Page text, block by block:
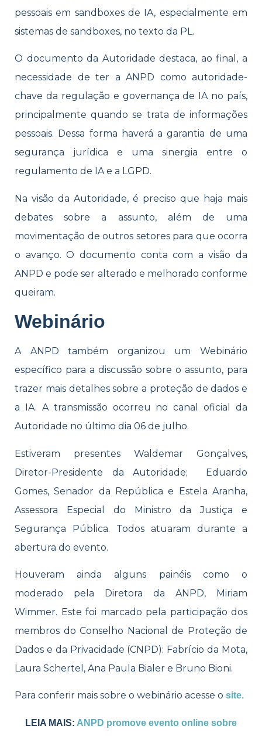
pessoais em sandboxes de IA, especialmente em
sistemas de sandboxes, no texto da PL.
O documento da Autoridade destaca, ao final, a
necessidade de ter a ANPD como autoridade-
chave da regulação e governança de IA no país,
principalmente quando se trata de informações
pessoais. Dessa forma haverá a garantia de uma
segurança jurídica e uma sinergia entre o
regulamento de IA e a LGPD.
Na visão da Autoridade, é preciso que haja mais
debates sobre a assunto, além de uma
movimentação de outros setores para que ocorra
o avanço. O documento conta com a visão da
ANPD e pode ser alterado e melhorado conforme
queiram.
Webinário
A ANPD também organizou um Webinário
específico para a discussão sobre o assunto, para
trazer mais detalhes sobre a proteção de dados e
a IA. A transmissão ocorreu no canal oficial da
Autoridade no último dia 06 de julho.
Estiveram presentes Waldemar Gonçalves,
Diretor-Presidente da Autoridade; Eduardo
Gomes, Senador da República e Estela Aranha,
Assessora Especial do Ministro da Justiça e
Segurança Pública. Todos atuaram durante a
abertura do evento.
Houveram ainda alguns painéis como o
moderado pela Diretora da ANPD, Miriam
Wimmer. Este foi marcado pela participação dos
membros do Conselho Nacional de Proteção de
Dados e da Privacidade (CNPD): Fabrício da Mota,
Laura Schertel, Ana Paula Bialer e Bruno Bioni.
Para conferir mais sobre o webinário acesse o site.
LEIA MAIS: ANPD promove evento online sobre